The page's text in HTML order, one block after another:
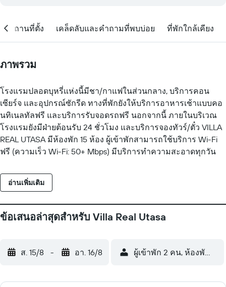
สถานที่ตั้ง เคล็ดลับและคำถามที่พบบ่อย ที่พักใกล้เคียง
ภาพรวม
โรงแรมปลอดบุหรี่แห่งนี้มีชา/กาแฟในส่วนกลาง, บริการคอน
เซียร์จ และอุปกรณ์ซักรีด ทางที่พักยังให้บริการอาหารเช้าแบบคอ
นทิเนลทัลฟรี และบริการรับจอดรถฟรี นอกจากนี้ ภายในบริเวณ
โรงแรมยังมีฝ่ายต้อนรับ 24 ชั่วโมง และบริการจองทัวร์/ตั๋ว VILLA
REAL UTASA มีห้องพัก 15 ห้อง ผู้เข้าพักสามารถใช้บริการ Wi-Fi
ฟรี (ความเร็ว Wi-Fi: 50+ Mbps) มีบริการทำความสะอาดทุกวัน
อ่านเพิ่มเติม
ข้อเสนอล่าสุดสำหรับ Villa Real Utasa
ส. 15/8 - อา. 16/8 ผู้เข้าพัก 2 คน, ห้องพัก 1 ห้